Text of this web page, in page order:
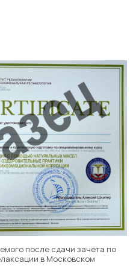
после сдачи зачёта по
в Московском